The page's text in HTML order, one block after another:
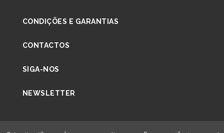
CONDIÇÕES E GARANTIAS
CONTACTOS
SIGA-NOS
NEWSLETTER